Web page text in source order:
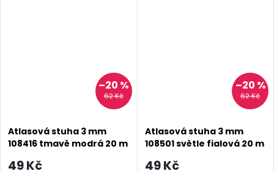
62 Kč
–20 %
Atlasová stuha 3 mm
108416 tmavě modrá 20 m
49 Kč
62 Kč
–20 %
Atlasová stuha 3 mm
108501 světle fialová 20 m
49 Kč